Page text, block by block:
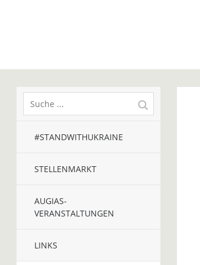
#STANDWITHUKRAINE
STELLENMARKT
AUGIAS-
VERANSTALTUNGEN
LINKS